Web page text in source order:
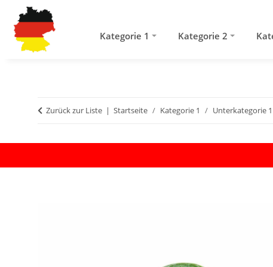
Kategorie 1 Kategorie 2
Zurück zur Liste Startseite Kategorie 1 Unterkategorie 1